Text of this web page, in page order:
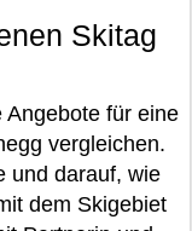
Skitag
Angebote für eine
vergleichen.
und darauf, wie
dem Skigebiet